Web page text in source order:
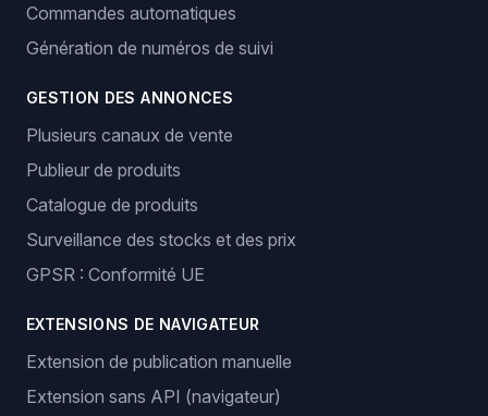
Commandes automatiques
Génération de numéros de suivi
GESTION DES ANNONCES
Plusieurs canaux de vente
Publieur de produits
Catalogue de produits
Surveillance des stocks et des prix
GPSR : Conformité UE
EXTENSIONS DE NAVIGATEUR
Extension de publication manuelle
Extension sans API (navigateur)